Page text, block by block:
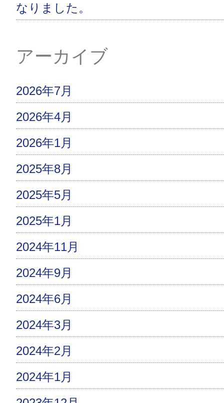
なりました。
アーカイブ
2026年7月
2026年4月
2026年1月
2025年8月
2025年5月
2025年1月
2024年11月
2024年9月
2024年6月
2024年3月
2024年2月
2024年1月